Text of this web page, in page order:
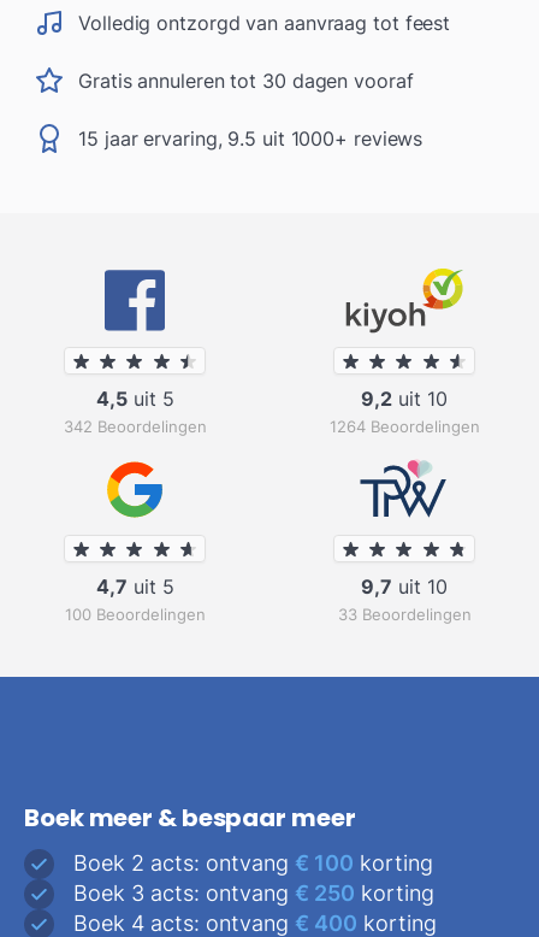
Volledig ontzorgd van aanvraag tot feest
Gratis annuleren tot 30 dagen vooraf
15 jaar ervaring, 9.5 uit 1000+ reviews
4,5uit 5
342 Beoordelingen
9,2 uit 10
1264 Beoordelingen
4,7 uit 5
100 Beoordelingen
9,7 uit 10
33 Beoordelingen
Boek meer & bespaar meer
Boek 2 acts: ontvang € 100 korting
Boek 3 acts: ontvang € 250 korting
Boek 4 acts: ontvang € 400 korting